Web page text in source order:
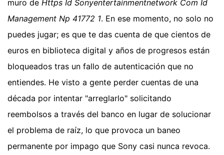
muro de Https Id Sonyentertainmentnetwork Com Id
Management Np 41772 1. En ese momento, no solo no
puedes jugar; es que te das cuenta de que cientos de
euros en biblioteca digital y años de progresos están
bloqueados tras un fallo de autenticación que no
entiendes. He visto a gente perder cuentas de una
década por intentar "arreglarlo" solicitando
reembolsos a través del banco en lugar de solucionar
el problema de raíz, lo que provoca un baneo
permanente por impago que Sony casi nunca revoca.